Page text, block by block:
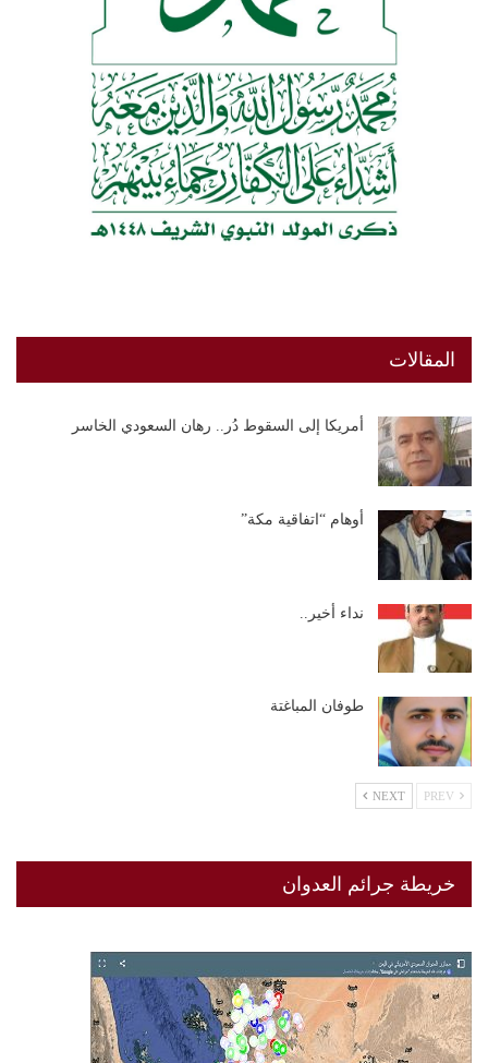
المقالات
أمريكا إلى السقوط دُر.. رهان السعودي الخاسر
أوهام “اتفاقية مكة”
نداء أخير..
طوفان المباغتة
NEXT
خريطة جرائم العدوان